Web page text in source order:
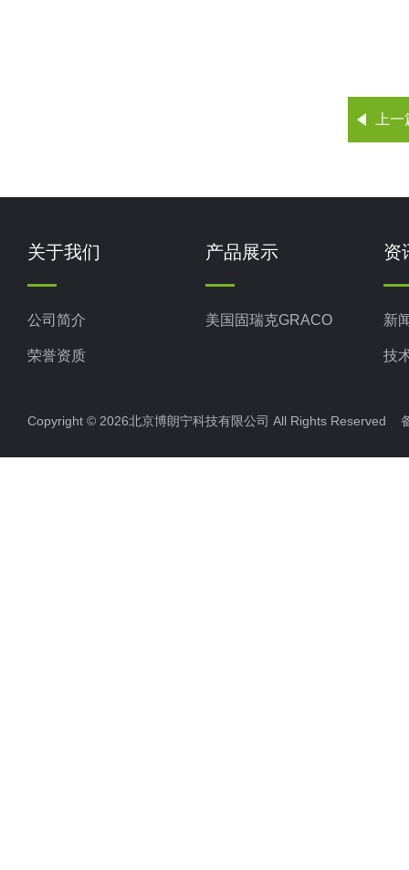
上
关于我们
公司简介
荣誉资质
产品展示
美国固瑞克GRACO
资
新
技
Copyright © 2026北京博朗宁科技有限公司 All Rights Reserved